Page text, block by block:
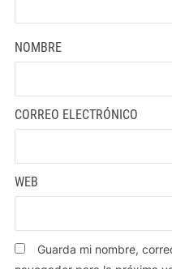
NOMBRE
CORREO ELECTRÓNICO
WEB
Guarda mi nombre,